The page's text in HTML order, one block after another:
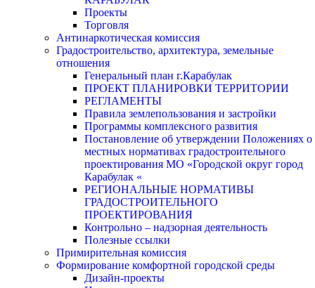
Проекты
Торговля
Антинаркотическая комиссия
Градостроительство, архитектура, земельные
отношения
Генеральный план г.Карабулак
ПРОЕКТ ПЛАНИРОВКИ ТЕРРИТОРИИ
РЕГЛАМЕНТЫ
Правила землепользования и застройки
Программы комплексного развития
Постановление об утверждении Положениях о
местных нормативах градостроительного
проектирования МО «Городской округ город
Карабулак «
РЕГИОНАЛЬНЫЕ НОРМАТИВЫ
ГРАДОСТРОИТЕЛЬНОГО
ПРОЕКТИРОВАНИЯ
Контрольно – надзорная деятельность
Полезные ссылки
Примирительная комиссия
Формирование комфортной городской среды
Дизайн-проекты